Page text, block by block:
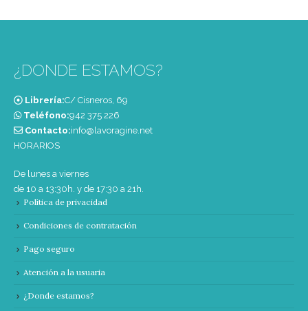
¿DONDE ESTAMOS?
Librería:C/ Cisneros, 69
Teléfono:‭942 375 226‬
Contacto:info@lavoragine.net
HORARIOS
De lunes a viernes
de 10 a 13:30h. y de 17:30 a 21h.
Política de privacidad
Condiciones de contratación
Pago seguro
Atención a la usuaria
¿Donde estamos?